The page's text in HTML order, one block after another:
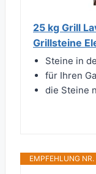
25 kg Grill
Grillsteine
Steine in
für Ihren
die Steine
EMPFEHLUNG NR.